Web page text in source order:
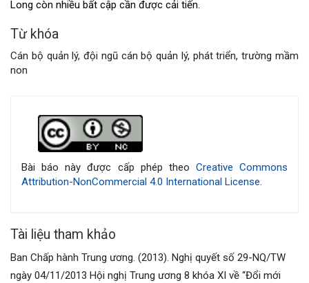
Long còn nhiều bất cập cần được cải tiến.
Từ khóa
Cán bộ quản lý, đội ngũ cán bộ quản lý, phát triển, trường mầm
non
bài
Bài báo này được cấp phép theo Creative Commons
Attribution-NonCommercial 4.0 International License.
Tài liệu tham khảo
Ban Chấp hành Trung ương. (2013). Nghị quyết số 29-NQ/TW
ngày 04/11/2013 Hội nghị Trung ương 8 khóa XI về “Đổi mới